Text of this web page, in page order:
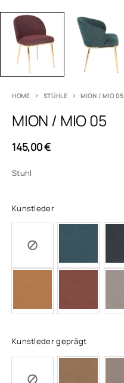
HOME STÜHLE MION / MIO 05
MION / MIO 05
145,00€
Stuhl
Kunstleder
Kunstleder geprägt